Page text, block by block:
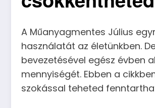
A Műanyagmentes Július
használatát az életünkben.
bevezetésével egész évben
mennyiségét. Ebben a
szokással teheted